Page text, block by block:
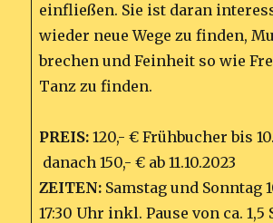
einfließen. Sie ist daran
wieder neue Wege zu finden,
brechen und Feinheit so wie
Tanz zu finden.
PREIS:120,- € Frühbucher bis
danach 150,- € ab 11.10.2023
ZEITEN: Samstag und Sonntag
17:30 Uhr inkl. Pause von ca. 1,5